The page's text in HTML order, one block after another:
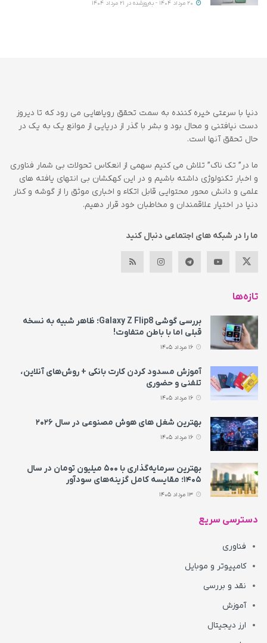
دنیا با سرعتی خیره کننده به سمت تحقق رویاهایی می رود که تا دیروز
دست نیافتنی و محال بود و بشر با گذر از دریایی از موانع یک به یک در
حال تحقق آنها است.
ما در” تک ناک” تلاش می کنیم سهمی از انعکاس تحولات بی شمار فناوری
و اخبار تکنولوژی داشته باشیم و در این کهکشان بی انتهای یافته های
علمی و دانش محور محتوایی قابل اتکاء و اخباری موثق را از گوشه و کنار
دنیا در اختیار علاقمندان و مخاطبان خود قرار دهیم.
ما را در شبکه های اجتماعی دنبال کنید
تازه‌ها
بررسی گوشی Galaxy Z Flip8؛ ظاهر شبیه به نسخه
قبلی اما با باطن متفاوت!
آموزش مسدود کردن کارت بانکی + روش‌های آنلاین،
تلفنی و حضوری
بهترین شغل های هوش مصنوعی در سال ۲۰۲۶
بهترین سرمایه‌گذاری با ۵۰۰ میلیون تومان در سال
۱۴۰۵؛ مقایسه کامل گزینه‌های سودآور
دسترسی سریع
فناوری
کامپیوتر و موبایل
نقد و بررسی
آموزش
ارز دیجیتال